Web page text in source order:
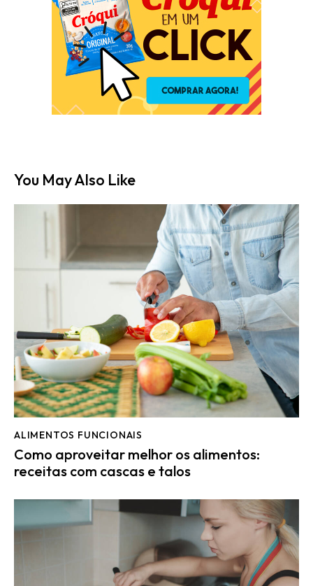
You May Also Like
ALIMENTOS FUNCIONAIS
Como aproveitar melhor os alimentos:
receitas com cascas e talos